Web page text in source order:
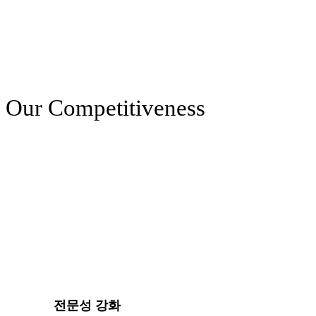
Our Competitiveness
전문성 강화